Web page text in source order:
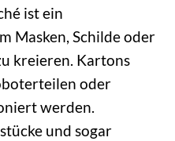
ist ein
Masken, Schilde oder
kreieren. Kartons
oder
werden.
und sogar